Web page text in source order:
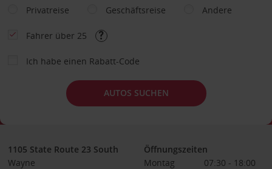
Privatreise
Geschäftsreise Andere
Fahrer über 25
Ich habe einen Rabatt-Code
AUTOS SUCHEN
1105 State Route 23 South
Wayne
Öffnungszeiten
Montag
07:30 - 18:00